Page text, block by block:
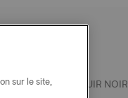
TISSOT PRX CUIR NOIR
sur le site,